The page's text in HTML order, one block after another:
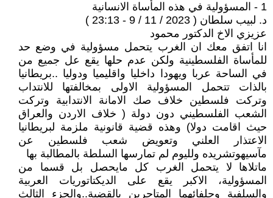
1 - ‏المسؤولية في هذه المأساة الانسانية
د. لبيب سلطان ( 2023 / 11 / 9 - 23:13 )
عزيزي الاخ الدكتور محمود
انا اتفق معك ان الغرب يتحمل مسؤولية في وضع حد
للمأساة الفلسطينية ولكن عدم حلها يقع عل جميع من
في الساحة عربا ويهودا داخليا واقليميا ودوليا ..بريطانيا
بالذات تتحمل المسؤولية الاولى بمخالفتها للانتداب
وتركت فلسطين خلاف صك الامانة الانتدابية وتركت
الشعب الفلسطيني دون دولة ( خلاف الاردن والعراق
حيث اقامت دولا) وهذه قضية قانونية ملزمة لبريطانيا
الاعتذار العلني وتعويض شعب فلسطين عن
مآسيهوتشريده ولليوم لم تمارسها السلطة بالمطالبة بها
ماتلاها لا يتحمل الغرب كل مايحصل بل قسما من
المسؤولية، الاكبر يقع على الديكتاتوريات العربية
والسلفية وحلفائهما المتاحرين بالقضية..والجزء الثالث